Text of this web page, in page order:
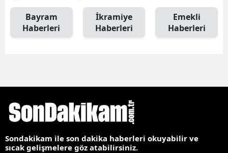
Bayram
Haberleri
İkramiye
Haberleri
Emekli
Haberleri
Sondakikam ile son dakika haberleri okuyabilir ve
sıcak gelişmelere göz atabilirsiniz.